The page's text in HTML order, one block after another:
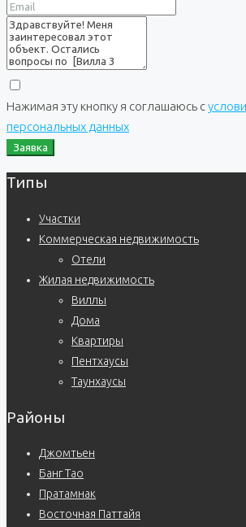
Нажимая эту кнопку я соглашаюсь с
персональных данных
Заявка
Типы
Участки
Коммерческая недвижимость
Отели
Жилая недвижимость
Виллы
Дома
Квартиры
Пентхаусы
Таунхаусы
Районы
Джомтьен
Банг Тао
Пратамнак
Восточная Паттайя